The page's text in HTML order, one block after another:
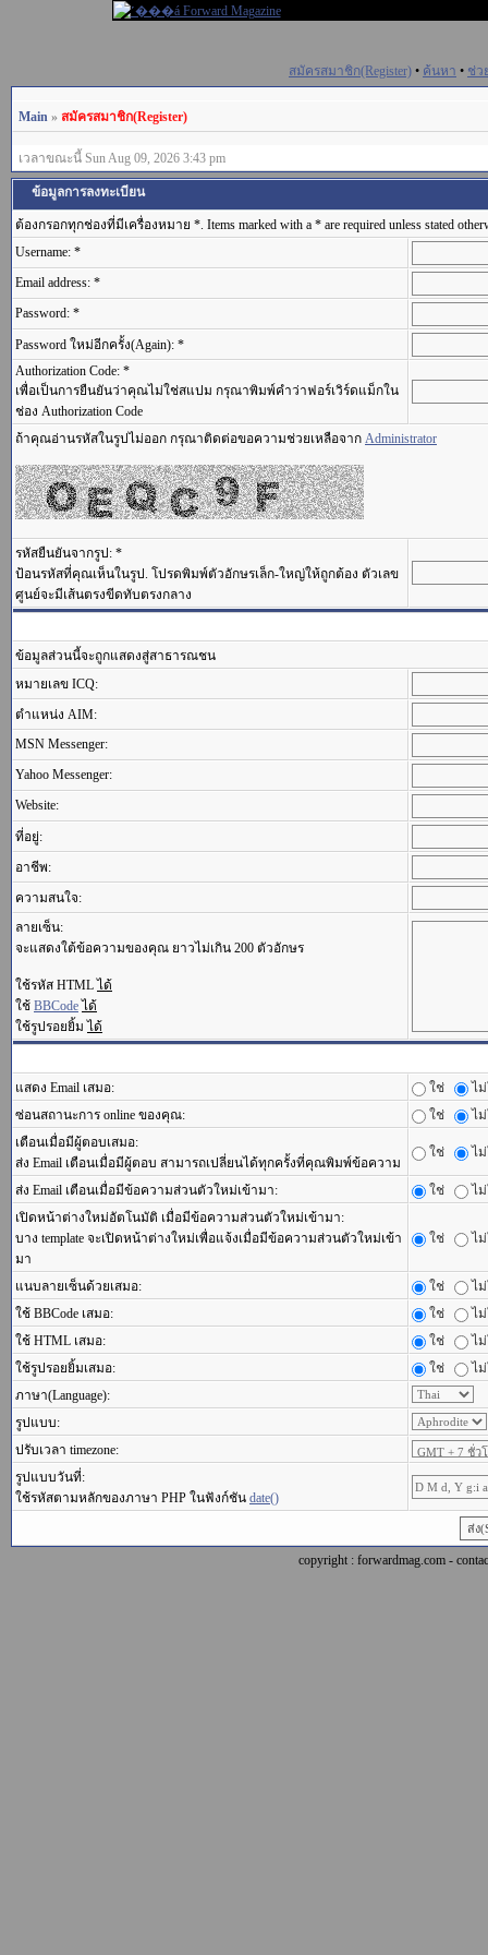
สมัครสมาชิก(Register) • ค้นหา • ช่ว
Main » สมัครสมาชิก(Register)
เวลาขณะนี้ Sun Aug 09, 2026 3:43 pm
ข้อมูลการลงทะเบียน
ต้องกรอกทุกช่องที่มีเครื่องหมาย *. Items marked with a * are required unless stated
Username: *
Email address: *
Password: *
Password ใหม่อีกครั้ง(Again): *
Authorization Code: *
เพื่อเป็นการยืนยันว่าคุณไม่ใช่สแปม กรุณาพิมพ์คำว่าฟอร์เวิร์ดแม็กใน
ช่อง Authorization Code
ถ้าคุณอ่านรหัสในรูปไม่ออก กรุณาติดต่อขอความช่วยเหลือจาก Administrator
รหัสยืนยันจากรูป: *
ป้อนรหัสที่คุณเห็นในรูป. โปรดพิมพ์ตัวอักษรเล็ก-ใหญ่ให้ถูกต้อง ตัวเลข
ศูนย์จะมีเส้นตรงขีดทับตรงกลาง
ข้อมูลส่วนนี้จะถูกแสดงสู่สาธารณชน
หมายเลข ICQ:
ตำแหน่ง AIM:
MSN Messenger:
Yahoo Messenger:
Website:
ที่อยู่:
อาชีพ:
ความสนใจ:
ลายเซ็น:
จะแสดงใต้ข้อความของคุณ ยาวไม่เกิน 200 ตัวอักษร
ใช้รหัส HTML ได้
ใช้ BBCode ได้
ใช้รูปรอยยิ้ม ได้
แสดง Email เสมอ: ใช่
ไ
ซ่อนสถานะการ online ของคุณ:
ใช่
ไ
เตือนเมื่อมีผู้ตอบเสมอ:
ส่ง Email เตือนเมื่อมีผู้ตอบ สามารถเปลี่ยนได้ทุกครั้งที่คุณพิมพ์ข้อความ
ใช่ ไ
ส่ง Email เตือนเมื่อมีข้อความส่วนตัวใหม่เข้ามา: ใช่
ไ
เปิดหน้าต่างใหม่อัตโนมัติ เมื่อมีข้อความส่วนตัวใหม่เข้ามา:
บาง template จะเปิดหน้าต่างใหม่เพื่อแจ้งเมื่อมีข้อความส่วนตัวใหม่เข้า
มา
ใช่ ไ
แนบลายเซ็นด้วยเสมอ: ใช่
ไ
ใช้ BBCode เสมอ:
ใช่
ไ
ใช้ HTML เสมอ:
ใช่
ไ
ใช้รูปรอยยิ้มเสมอ:
ใช่
ไ
ภาษา(Language):
รูปแบบ:
ปรับเวลา timezone:
รูปแบบวันที่:
ใช้รหัสตามหลักของภาษา PHP ในฟังก์ชัน date()
copyright : forwardmag.com -